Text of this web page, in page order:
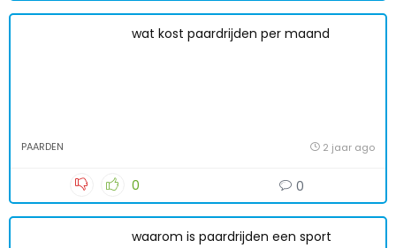
wat kost paardrijden per maand
PAARDEN 2 jaar ago
0 0
waarom is paardrijden een sport